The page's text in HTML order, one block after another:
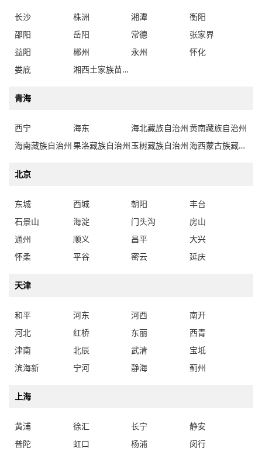
长沙 株洲 湘潭
衡阳
邵阳
岳阳 常德
张家界
益阳
郴州 永州
怀化
娄底
湘西土家族苗族自治州
青海
西宁 海东 海北藏族自治州黄南藏族自治州
海南藏族自治州果洛藏族自治州玉树藏族自治州 海西蒙古族藏族自治州
北京
东城 西城 朝阳
丰台
石景山
海淀 门头沟
房山
通州
顺义 昌平
大兴
怀柔
平谷 密云 延庆
天津
和平 河东 河西
南开
河北
红桥 东丽
西青
津南
北辰 武清
宝坻
滨海新
宁河 静海 蓟州
上海
黄浦 徐汇 长宁
静安
普陀
虹口 杨浦
闵行